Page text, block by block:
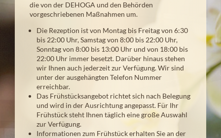
die von der DEHOGA und den Behörden
vorgeschriebenen Maßnahmen um.
Die Rezeption ist von Montag bis Freitag von 6:30
bis 22:00 Uhr, Samstag von 8:00 bis 22:00 Uhr,
Sonntag von 8:00 bis 13:00 Uhr und von 18:00 bis
22:00 Uhr immer besetzt. Darüber hinaus stehen
wir Ihnen auch jederzeit zur Verfügung. Wir sind
unter der ausgehängten Telefon Nummer
erreichbar.
Das Frühstücksangebot richtet sich nach Belegung
und wird in der Ausrichtung angepasst. Für Ihr
Frühstück steht Ihnen täglich eine große Auswahl
zur Verfügung.
Informationen zum Frühstück erhalten Sie an der